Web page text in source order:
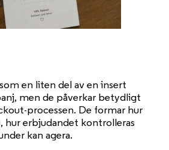
en liten del av en insert
men de påverkar betydligt
processen. De formar hur
hur erbjudandet kontrolleras
kan agera.